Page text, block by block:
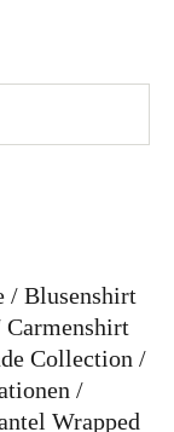
Blusenshirt
Carmenshirt
Collection
Wrapped